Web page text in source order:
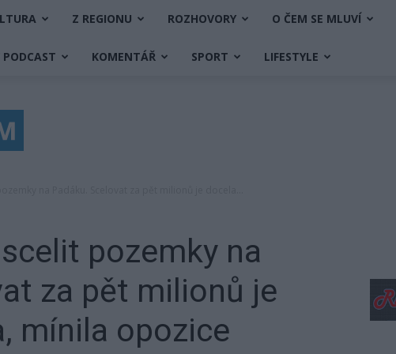
Z REGIONU ROZHOVORY O ČEM SE MLUVÍ
KOMENTÁŘ SPORT LIFESTYLE
pozemky na
za pět milionů je
mínila opozice